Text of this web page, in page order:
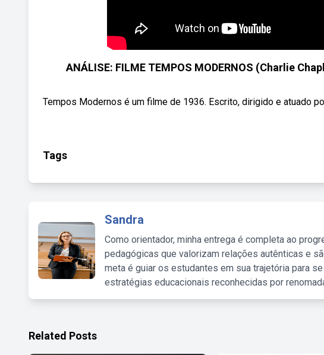
ANÁLISE: FILME TEMPOS MODERNOS (Charlie
Tempos Modernos é um filme de 1936. Escrito, dirigido e atuado
Tags
Sandra
Como orientador, minha entrega é completa ao
pedagógicas que valorizam relações autênticas e
meta é guiar os estudantes em sua trajetória para
estratégias educacionais reconhecidas por
Related Posts